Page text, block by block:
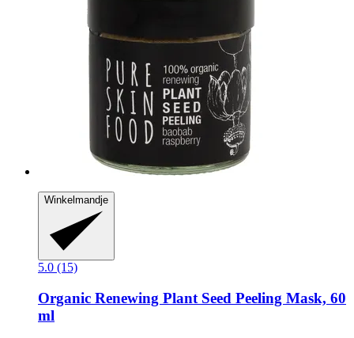
Winkelmandje
5.0 (15)
Organic Renewing Plant Seed Peeling Mask, 60
ml